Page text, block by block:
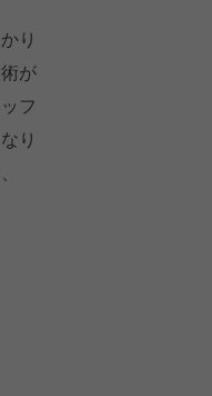
り
が
フ
り